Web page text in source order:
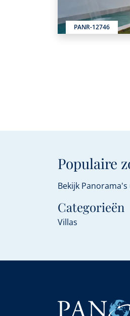
PANR-12746
Populaire
Bekijk
Categorieën
Villas